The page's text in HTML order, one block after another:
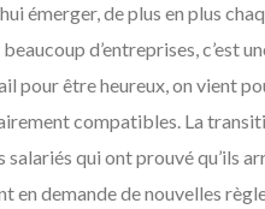
émerger, de plus en plus
d’entreprises, c’est
pour être heureux, on vient
compatibles. La
qui ont prouvé qu’ils
en demande de nouvelles